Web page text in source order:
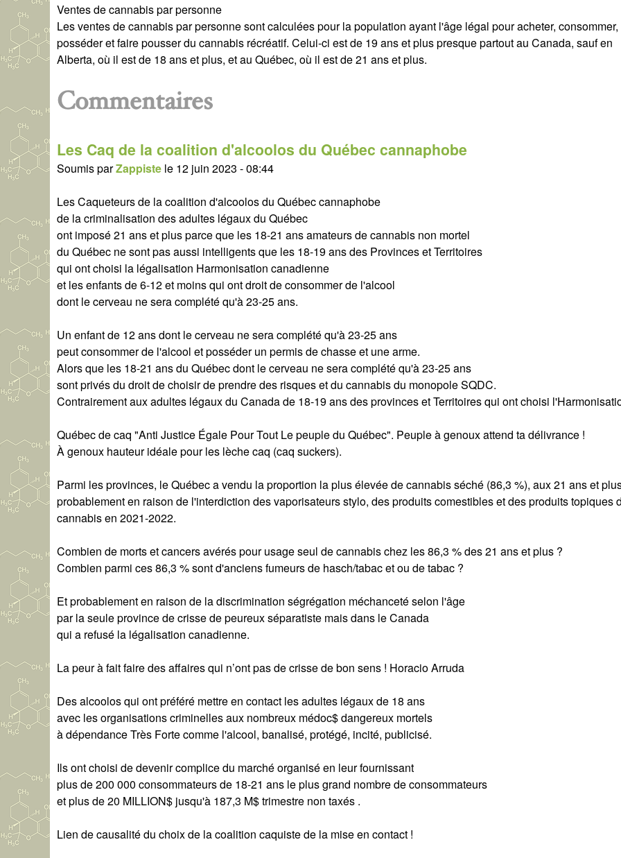
Ventes de cannabis par personne
Les ventes de cannabis par personne sont calculées pour la population ayant l'âge légal pour acheter, consommer,
posséder et faire pousser du cannabis récréatif. Celui-ci est de 19 ans et plus presque partout au Canada, sauf en
Alberta, où il est de 18 ans et plus, et au Québec, où il est de 21 ans et plus.
Commentaires
Les Caq de la coalition d'alcoolos du Québec cannaphobe
Soumis parZappiste le 12 juin 2023 - 08:44
Les Caqueteurs de la coalition d'alcoolos du Québec cannaphobe
de la criminalisation des adultes légaux du Québec
ont imposé 21 ans et plus parce que les 18-21 ans amateurs de cannabis non mortel
du Québec ne sont pas aussi intelligents que les 18-19 ans des Provinces et Territoires
qui ont choisi la légalisation Harmonisation canadienne
et les enfants de 6-12 et moins qui ont droit de consommer de l'alcool
dont le cerveau ne sera complété qu'à 23-25 ans.
Un enfant de 12 ans dont le cerveau ne sera complété qu'à 23-25 ans
peut consommer de l'alcool et posséder un permis de chasse et une arme.
Alors que les 18-21 ans du Québec dont le cerveau ne sera complété qu'à 23-25 ans
sont privés du droit de choisir de prendre des risques et du cannabis du monopole SQDC.
Contrairement aux adultes légaux du Canada de 18-19 ans des provinces et Territoires qui ont choisi
Québec de caq "Anti Justice Égale Pour Tout Le peuple du Québec". Peuple à genoux attend ta délivrance !
À genoux hauteur idéale pour les lèche caq (caq suckers).
Parmi les provinces, le Québec a vendu la proportion la plus élevée de cannabis séché (86,3 %), aux 21 ans et
probablement en raison de l'interdiction des vaporisateurs stylo, des produits comestibles et des produits topiques
cannabis en 2021-2022.
Combien de morts et cancers avérés pour usage seul de cannabis chez les 86,3 % des 21 ans et plus ?
Combien parmi ces 86,3 % sont d'anciens fumeurs de hasch/tabac et ou de tabac ?
Et probablement en raison de la discrimination ségrégation méchanceté selon l'âge
par la seule province de crisse de peureux séparatiste mais dans le Canada
qui a refusé la légalisation canadienne.
La peur à fait faire des affaires qui n’ont pas de crisse de bon sens ! Horacio Arruda
Des alcoolos qui ont préféré mettre en contact les adultes légaux de 18 ans
avec les organisations criminelles aux nombreux médoc$ dangereux mortels
à dépendance Très Forte comme l'alcool, banalisé, protégé, incité, publicisé.
Ils ont choisi de devenir complice du marché organisé en leur fournissant
plus de 200 000 consommateurs de 18-21 ans le plus grand nombre de consommateurs
et plus de 20 MILLION$ jusqu'à 187,3 M$ trimestre non taxés .
Lien de causalité du choix de la coalition caquiste de la mise en contact !